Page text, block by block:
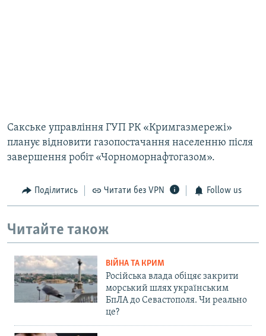
Сакське управління ГУП РК «Кримгазмережі»
планує відновити газопостачання населенню після
завершення робіт «Чорноморнафтогазом».
Поділитись Читати без VPN Follow us
Читайте також
ВІЙНА ТА КРИМ
Російська влада обіцяє закрити
морський шлях українським
БпЛА до Севастополя. Чи реально
це?